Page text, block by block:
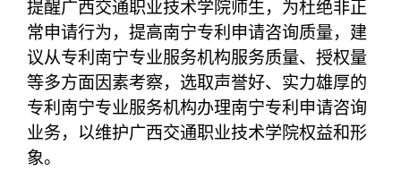
提醒广西交通职业技术学院师生，为杜绝非正
常申请行为，提高南宁专利申请咨询质量，建
议从专利南宁专业服务机构服务质量、授权量
等多方面因素考察，选取声誉好、实力雄厚的
专利南宁专业服务机构办理南宁专利申请咨询
业务，以维护广西交通职业技术学院权益和形
象。